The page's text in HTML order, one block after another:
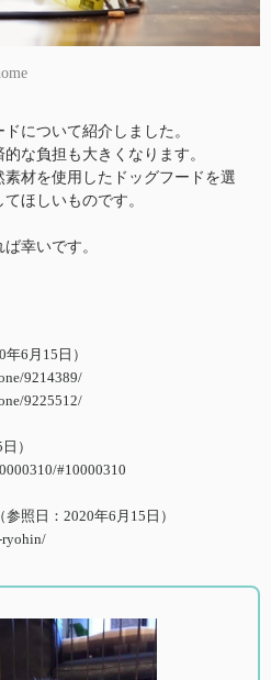
について紹介しました。
な負担も大きくなります。
材を使用したドッグフードを選
ほしいものです。
幸いです。
6月15日）
9214389/
9225512/
）
#10000310
照日：2020年6月15日）
ryohin/